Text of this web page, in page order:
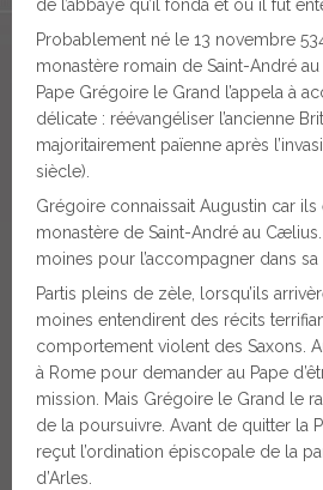
de l’abbaye qu’il fonda et où il fut
Probablement né le 13 novembre
monastère romain de Saint-André
Pape Grégoire le Grand l’appela à
délicate : réévangéliser l’ancienne
majoritairement païenne après
siècle).
Grégoire connaissait Augustin car ils
monastère de Saint-André au
moines pour l’accompagner dans sa
Partis pleins de zèle, lorsqu’ils
moines entendirent des récits
comportement violent des Saxons.
à Rome pour demander au Pape
mission. Mais Grégoire le Grand le
de la poursuivre. Avant de quitter la
reçut l’ordination épiscopale de la
d’Arles.